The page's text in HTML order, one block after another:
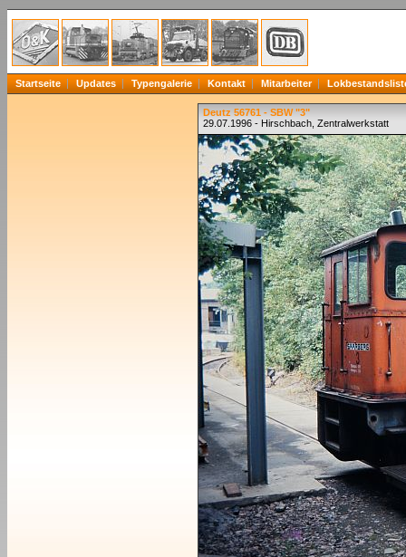
Startseite Updates Typengalerie Kontakt Mitarbeiter
Deutz 56761 - SBW "3"
29.07.1996 - Hirschbach, Zentralwerkstatt